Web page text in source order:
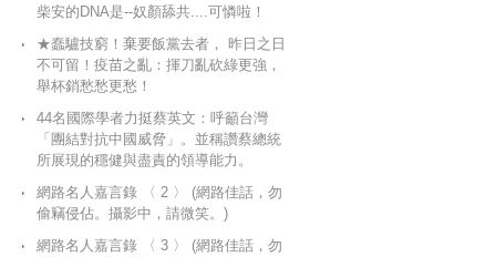
柴安的DNA是--奴顏舔共....可憐啦！
★蠢驢技窮！棄要飯黨去者， 昨日之日
不可留！疫苗之亂：揮刀亂砍綠更強，
舉杯銷愁愁更愁！
44名國際學者力挺蔡英文：呼籲台灣
「團結對抗中國威脅」。並稱讚蔡總統
所展現的穩健與盡責的領導能力。
網路名人嘉言錄 〈 2 〉 (網路佳話，勿
偷竊侵佔。攝影中，請微笑。)
網路名人嘉言錄 〈 3 〉 (網路佳話，勿